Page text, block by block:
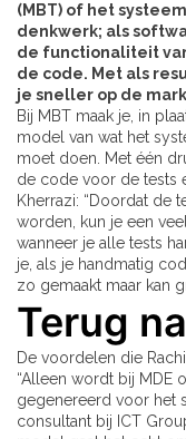
(MBT) of het
denkwerk; als
de functionaliteit
de code. Met als
je sneller op de
Bij MBT maak je, in
model van wat het
moet doen. Met één
de code voor de tests
Kherrazi: “Doordat de
worden, kun je een
wanneer je alle tests
je, als je handmatig
zo gemaakt maar kan
Terug
De voordelen die
“Alleen wordt bij MDE
gegenereerd voor het
consultant bij ICT